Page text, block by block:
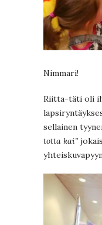
Nimmari!
Riitta-täti oli
sellainen
totta kai”